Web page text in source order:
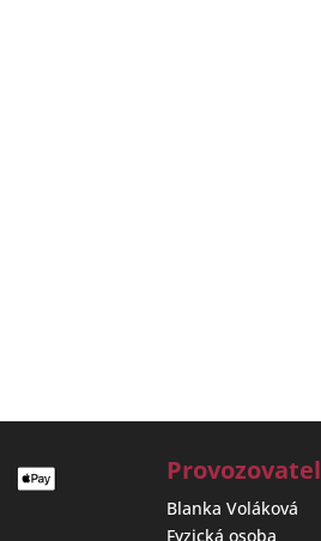
Provozovatel
Blanka Voláková
Fyzická osoba